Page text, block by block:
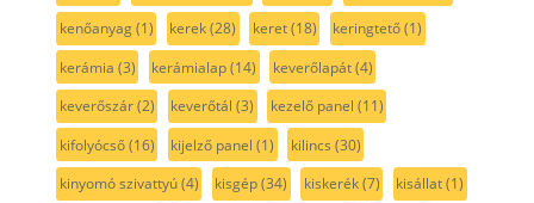
kenőanyag(1) kerek(28) keret(18) keringtető(1)
kerámia (3) kerámialap(14) keverőlapát(4)
keverőszár(2) keverőtál (3) kezelő panel (11)
kifolyócső(16) kijelző panel (1) kilincs (30)
kinyomó szivattyú(4) kisgép(34) kiskerék(7) kisállat(1)